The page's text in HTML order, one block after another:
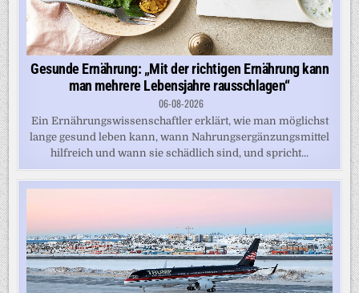
Gesunde Ernährung: „Mit der richtigen Ernährung kann
man mehrere Lebensjahre rausschlagen“
06-08-2026
Ein Ernährungswissenschaftler erklärt, wie man möglichst
lange gesund leben kann, wann Nahrungsergänzungsmittel
hilfreich und wann sie schädlich sind, und spricht...